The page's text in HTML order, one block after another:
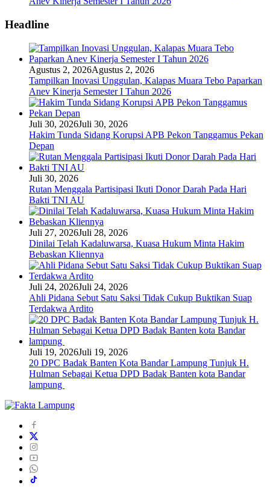
Headline
Agustus 2, 2026Agustus 2, 2026
Tampilkan Inovasi Unggulan, Kalapas Muara Tebo Paparkan
Anev Kinerja Semester I Tahun 2026
Juli 30, 2026Juli 30, 2026
Hakim Tunda Sidang Korupsi APB Pekon Tanggamus Pekan
Depan
Juli 30, 2026
Rutan Menggala Partisipasi Ikuti Donor Darah Pada Hari
Bakti TNI AU
Juli 27, 2026Juli 28, 2026
Dinilai Telah Kadaluwarsa, Kuasa Hukum Minta Hakim
Bebaskan Kliennya
Juli 24, 2026Juli 24, 2026
Ahli Pidana Sebut Satu Saksi Tidak Cukup Buktikan Suap
Terdakwa Ardito
Juli 19, 2026Juli 19, 2026
20 DPC Badak Banten Kota Bandar Lampung Tunjuk H.
Hulman Sebagai Ketua DPD Badak Banten kota Bandar
lampung